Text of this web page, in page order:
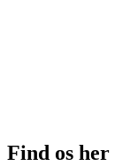
Find os her